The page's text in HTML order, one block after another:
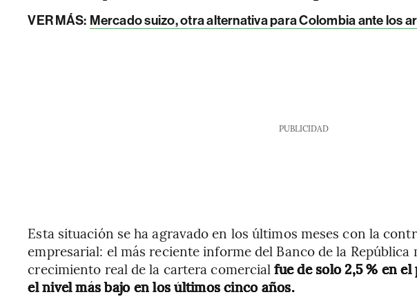
VER MÁS: Mercado suizo, otra alternativa para Colombia ante los
PUBLICIDAD
Esta situación se ha agravado en los últimos meses con la
empresarial: el más reciente informe del Banco de la República
crecimiento real de la cartera comercialfue de solo 2,5 % en
el nivel más bajo en los últimos cinco años.